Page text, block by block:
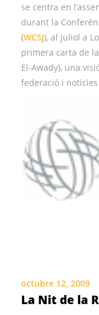
se centra en
durant la
(WCSJ), al juliol a
primera carta de
El-Awady), una
federació i
octubre 12, 2009
La Nit de la